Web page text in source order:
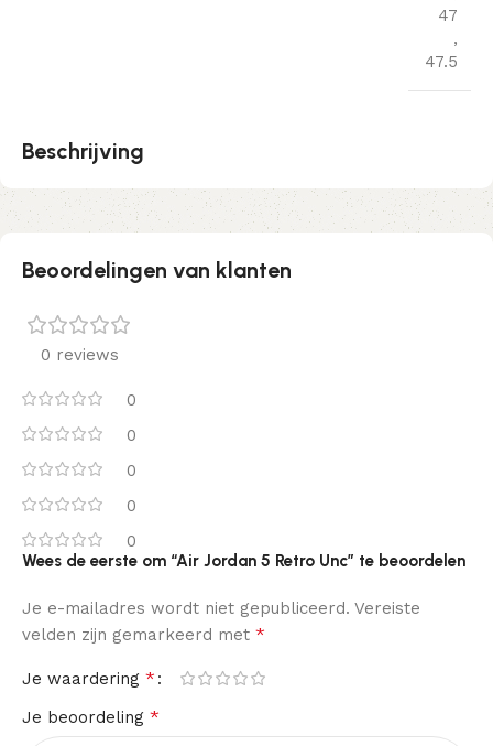
47
,
47.5
Beschrijving
Beoordelingen van klanten
0 reviews
0
0
0
0
0
Wees de eerste om “Air Jordan 5 Retro Unc” te beoordelen
Je e-mailadres wordt niet gepubliceerd. Vereiste
velden zijn gemarkeerd met *
Je waardering *
Je beoordeling *